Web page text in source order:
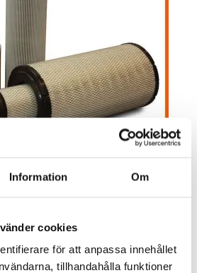
Information Om
cookies
för att anpassa innehållet
tillhandahålla funktioner